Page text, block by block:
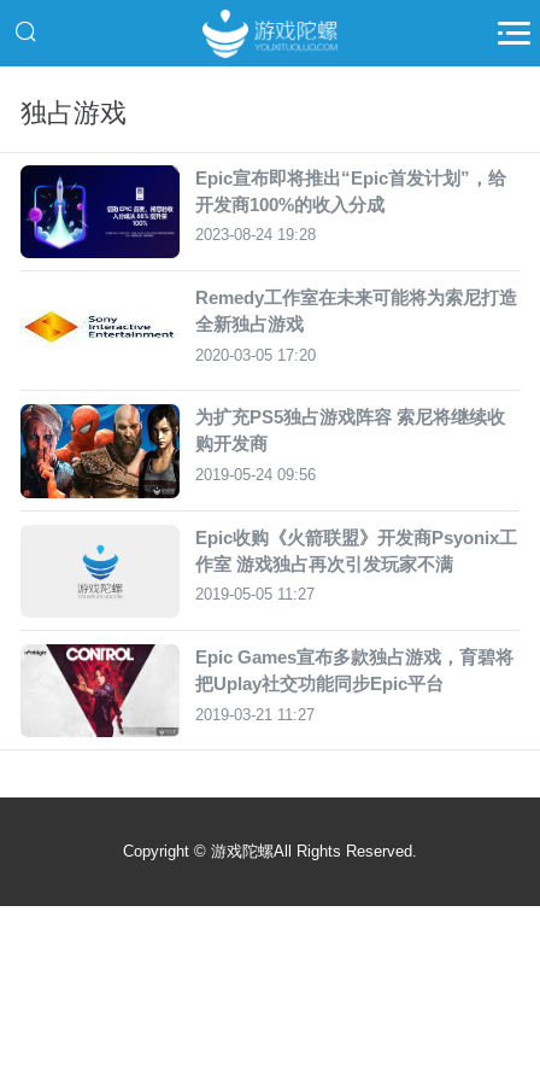
独占游戏
Epic宣布即将推出“Epic首发计划”，给
开发商100%的收入分成
2023-08-24 19:28
Remedy工作室在未来可能将为索尼打造
全新独占游戏
2020-03-05 17:20
为扩充PS5独占游戏阵容 索尼将继续收
购开发商
2019-05-24 09:56
Epic收购《火箭联盟》开发商Psyonix工
作室 游戏独占再次引发玩家不满
2019-05-05 11:27
Epic Games宣布多款独占游戏，育碧将
把Uplay社交功能同步Epic平台
2019-03-21 11:27
Copyright © 游戏陀螺All Rights Reserved.